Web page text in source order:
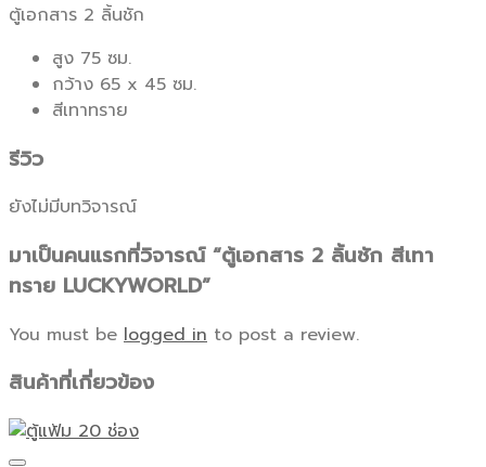
สี
เทา
ทราย
LUCKYWORLD
ตู้เอกสาร 2 ลิ้นชัก
สูง 75 ซม.
กว้าง 65 x 45 ซม.
สีเทาทราย
รีวิว
ยังไม่มีบทวิจารณ์
มาเป็นคนแรกที่วิจารณ์ “ตู้เอกสาร 2 ลิ้นชัก สีเทา
ทราย LUCKYWORLD”
You must be logged in to post a review.
สินค้าที่เกี่ยวข้อง